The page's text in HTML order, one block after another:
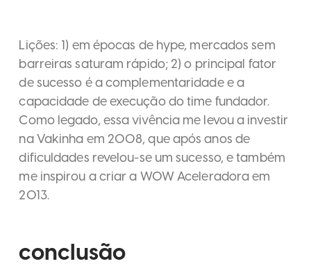
Lições: 1) em épocas de hype, mercados sem
barreiras saturam rápido; 2) o principal fator
de sucesso é a complementaridade e a
capacidade de execução do time fundador.
Como legado, essa vivência me levou a investir
na Vakinha em 2008, que após anos de
dificuldades revelou-se um sucesso, e também
me inspirou a criar a WOW Aceleradora em
2013.
conclusão